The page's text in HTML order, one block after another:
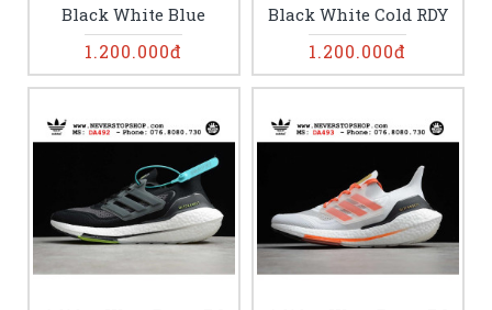
Black White Blue
1.200.000đ
Black White Cold RDY
1.200.000đ